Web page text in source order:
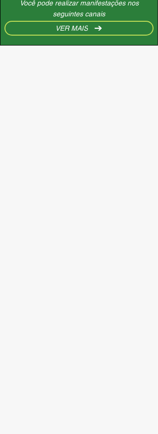
Você pode realizar manifestações nos
seguintes canais
VER MAIS